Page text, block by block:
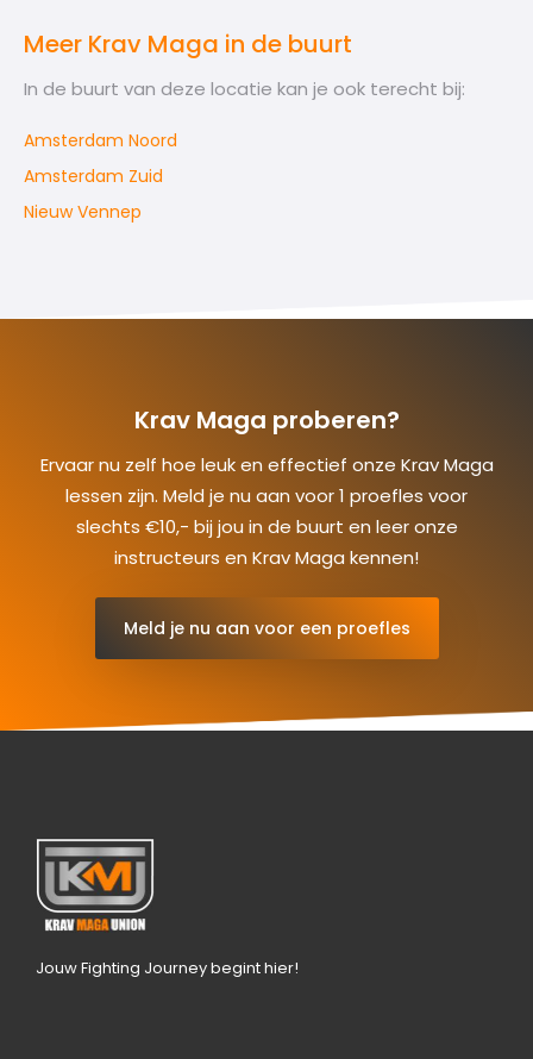
Meer Krav Maga in de buurt
In de buurt van deze locatie kan je ook terecht bij:
Amsterdam Noord
Amsterdam Zuid
Nieuw Vennep
Krav Maga proberen?
Ervaar nu zelf hoe leuk en effectief onze Krav Maga
lessen zijn. Meld je nu aan voor 1 proefles voor
slechts €10,- bij jou in de buurt en leer onze
instructeurs en Krav Maga kennen!
Meld je nu aan voor een proefles
Jouw Fighting Journey begint hier!